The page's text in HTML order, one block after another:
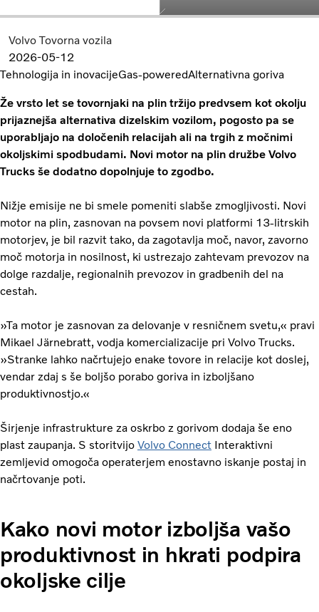
Volvo Tovorna vozila
2026-05-12
Tehnologija in inovacijeGas-poweredAlternativna goriva
Že vrsto let se tovornjaki na plin tržijo predvsem kot okolju
prijaznejša alternativa dizelskim vozilom, pogosto pa se
uporabljajo na določenih relacijah ali na trgih z močnimi
okoljskimi spodbudami. Novi motor na plin družbe Volvo
Trucks še dodatno dopolnjuje to zgodbo.
Nižje emisije ne bi smele pomeniti slabše zmogljivosti. Novi
motor na plin, zasnovan na povsem novi platformi 13-litrskih
motorjev, je bil razvit tako, da zagotavlja moč, navor, zavorno
moč motorja in nosilnost, ki ustrezajo zahtevam prevozov na
dolge razdalje, regionalnih prevozov in gradbenih del na
cestah.
»Ta motor je zasnovan za delovanje v resničnem svetu,« pravi
Mikael Järnebratt, vodja komercializacije pri Volvo Trucks.
»Stranke lahko načrtujejo enake tovore in relacije kot doslej,
vendar zdaj s še boljšo porabo goriva in izboljšano
produktivnostjo.«
Širjenje infrastrukture za oskrbo z gorivom dodaja še eno
plast zaupanja. S storitvijo Volvo Connect Interaktivni
zemljevid omogoča operaterjem enostavno iskanje postaj in
načrtovanje poti.
Kako novi motor izboljša vašo
produktivnost in hkrati podpira
okoljske cilje